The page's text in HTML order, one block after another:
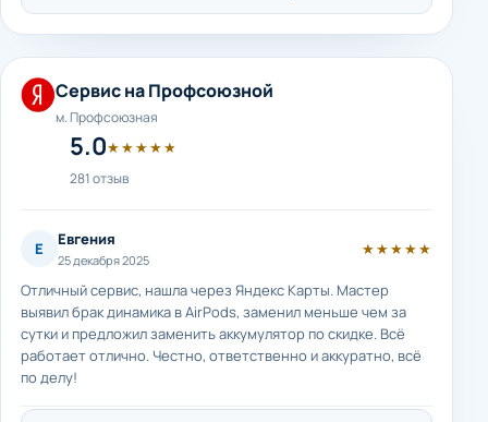
Сервис на Профсоюзной
м. Профсоюзная
5.0★★★★★
281 отзыв
Е Евгения
25 декабря 2025
★★★★★
Отличный сервис, нашла через Яндекс Карты. Мастер
выявил брак динамика в AirPods, заменил меньше чем за
сутки и предложил заменить аккумулятор по скидке. Всё
работает отлично. Честно, ответственно и аккуратно, всё
по делу!